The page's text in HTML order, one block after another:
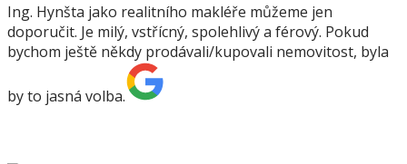
Ing. Hynšta jako realitního makléře můžeme jen
doporučit. Je milý, vstřícný, spolehlivý a férový. Pokud
bychom ještě někdy prodávali/kupovali nemovitost, byla
by to jasná volba.